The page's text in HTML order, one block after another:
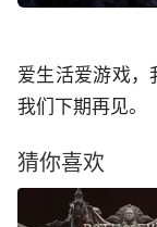
爱生活爱游戏，
我们下期再见。
猜你喜欢